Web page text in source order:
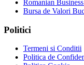
Romanian
Bursa de Valori
Politici
Termeni si Conditii
Politica de